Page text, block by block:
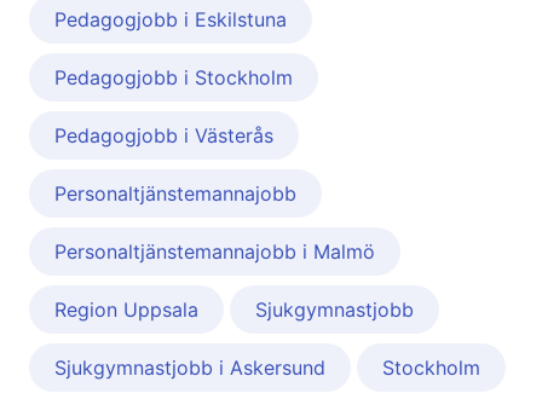
Pedagogjobb i Eskilstuna
Pedagogjobb i Stockholm
Pedagogjobb i Västerås
Personaltjänstemannajobb
Personaltjänstemannajobb i Malmö
Region Uppsala Sjukgymnastjobb
Sjukgymnastjobb i Askersund Stockholm